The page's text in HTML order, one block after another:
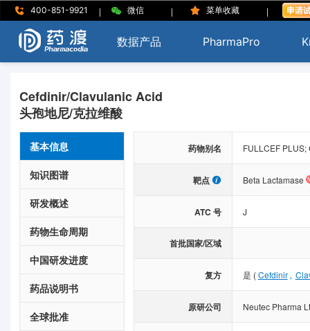
400-851-9921 | 微信 | 菜单收藏 |
数据产品 PharmaPro
Cefdinir/Clavulanic Acid
头孢地尼/克拉维酸
基本信息
知识图谱
研发概述
药物生命周期
中国研发进度
药品说明书
全球批准
药物别名 FULLCEF
靶点 Beta Lactamase
ATC 号 J
首批国家/区域
复方 是 (Cefdinir,
原研公司 Neutec Pharma